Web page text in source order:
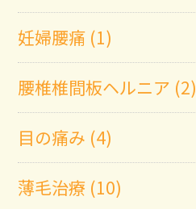
妊婦腰痛 (1)
腰椎椎間板ヘルニア (2)
目の痛み (4)
薄毛治療 (10)